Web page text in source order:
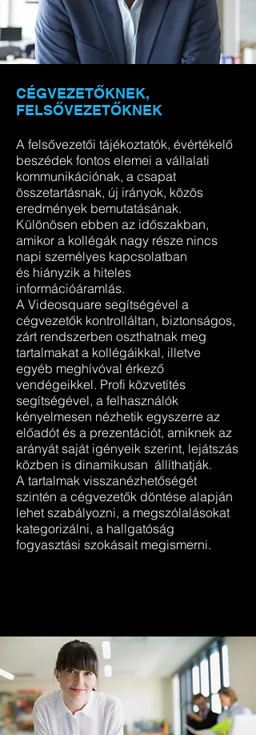
CÉGVEZETŐKNEK,
FELSŐVEZETŐKNEK
A felsővezetői tájékoztatók, évértékelő
beszédek fontos elemei a vállalati
kommunikációnak, a csapat
összetartásnak, új irányok, közös
eredmények bemutatásának.
Különösen ebben az időszakban,
amikor a kollégák nagy része nincs
napi személyes kapcsolatban
és hiányzik a hiteles
információáramlás.
A Videosquare segítségével a
cégvezetők kontrolláltan, biztonságos,
zárt rendszerben oszthatnak meg
tartalmakat a kollégáikkal, illetve
egyéb meghívóval érkező
vendégeikkel. Profi közvetítés
segítségével, a felhasználók
kényelmesen nézhetik egyszerre az
előadót és a prezentációt, amiknek az
arányát saját igényeik szerint, lejátszás
közben is dinamikusan állíthatják.
A tartalmak visszanézhetőségét
szintén a cégvezetők döntése alapján
lehet szabályozni, a megszólalásokat
kategorizálni, a hallgatóság
fogyasztási szokásait megismerni.